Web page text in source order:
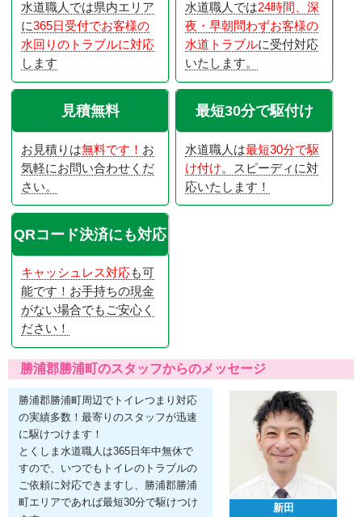
水道職人では県内エリア
に365日受付でお客様の
水回りのトラブルに対応
します
水道職人では24時間、深
夜・早朝問わずお客様の
水道トラブルに受付対応
いたします。
見積無料
お見積りは無料です！ お
気軽にお問い合わせくだ
さい。
最短30分で駆付け
水道職人は最短30分で駆
け付け。スピーディに対
応いたします！
QRコード決済にも対応
キャッシュレス対応も可
能です！お手持ちの現金
がない場合でもご安心く
ださい！
勝浦郡勝浦町のスタッフからのメッセージ
勝浦郡勝浦町周辺でトイレつまり対応
の実績多数！最寄りのスタッフが迅速
に駆けつけます！
とくしま水道職人は365日年中無休で
すので、いつでもトイレのトラブルの
ご依頼に対応できますし、勝浦郡勝浦
町エリアであれば最短30分で駆けつけ
新田